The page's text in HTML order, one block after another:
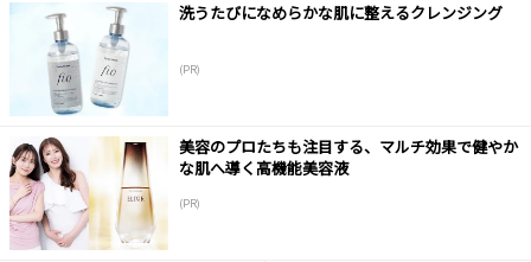
洗うたびになめらかな肌に整えるクレンジング
(PR)
美容のプロたちも注目する、マルチ効果で健やか
な肌へ導く高機能美容液
(PR)